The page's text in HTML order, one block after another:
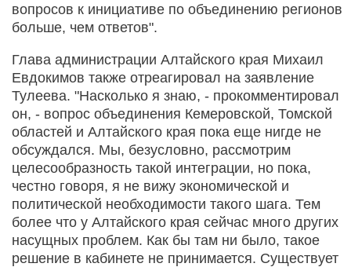
вопросов к инициативе по объединению регионов
больше, чем ответов".
Глава администрации Алтайского края Михаил
Евдокимов также отреагировал на заявление
Тулеева. "Насколько я знаю, - прокомментировал
он, - вопрос объединения Кемеровской, Томской
областей и Алтайского края пока еще нигде не
обсуждался. Мы, безусловно, рассмотрим
целесообразность такой интеграции, но пока,
честно говоря, я не вижу экономической и
политической необходимости такого шага. Тем
более что у Алтайского края сейчас много других
насущных проблем. Как бы там ни было, такое
решение в кабинете не принимается. Существует